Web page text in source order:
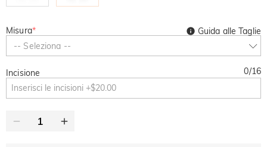
Misura*
-- Seleziona --
Guida alle Taglie
Incisione 0/16